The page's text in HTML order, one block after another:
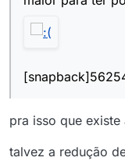
pra isso que
talvez a redução